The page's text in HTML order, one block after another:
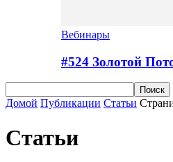
Вебинары
#524 Золотой
Домой Публикации Статьи
Статьи